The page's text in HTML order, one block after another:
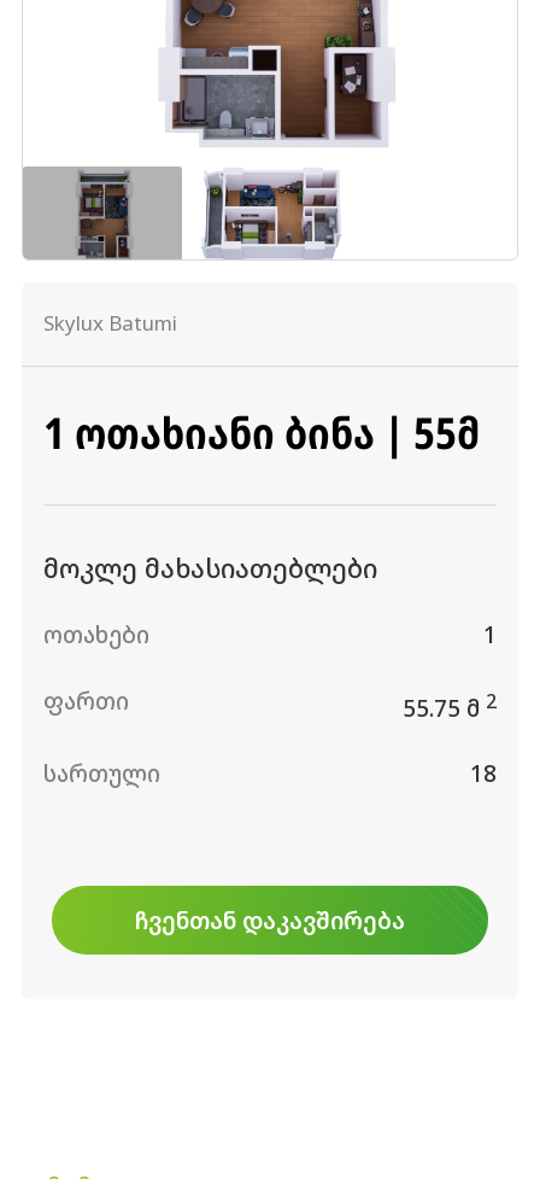
Skylux Batumi
1 ᲝᲗᲐᲮᲘᲐᲜᲘ ᲑᲘᲜᲐ | 55Მ
მოკლე მახასიათებლები
ოთახები 1
ფართი 55.75 მ 2
სართული 18
ᲩᲕᲔᲜᲗᲐᲜ ᲓᲐᲙᲐᲕᲨᲘᲠᲔᲑᲐ